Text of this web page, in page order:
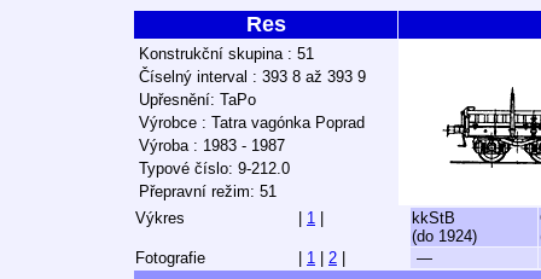
Res
Konstrukční skupina : 51
Číselný interval : 393 8 až 393 9
Upřesnění: TaPo
Výrobce : Tatra vagónka Poprad
Výroba : 1983 - 1987
Typové číslo: 9-212.0
Přepravní režim: 51
Výkres
1
kkStB
(do 1924)
Fotografie
1 2 —